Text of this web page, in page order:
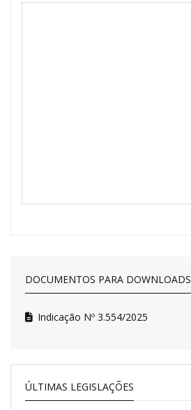
DOCUMENTOS PARA DOWNLOADS
Indicação Nº 3.554/2025
ÚLTIMAS LEGISLAÇÕES